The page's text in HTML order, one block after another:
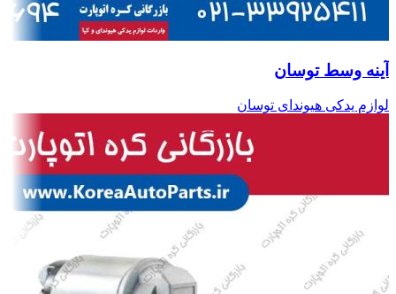
آینه وسط توسان
لوازم یدکی هیوندای توسان